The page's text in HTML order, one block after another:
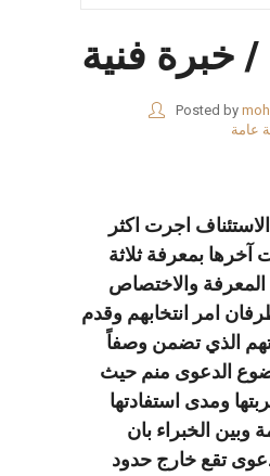
/ خبرة فنية
Posted by
عامة
اجرت اكثر
آخرها بمعرفة ثلاثة
والاختصاص
امر انتخابهم وقدم
الذي تضمن وصفاً
الدعوى منم حيث
ومدى استفادتها
وبين الخبراء بان
تقع خارج حدود